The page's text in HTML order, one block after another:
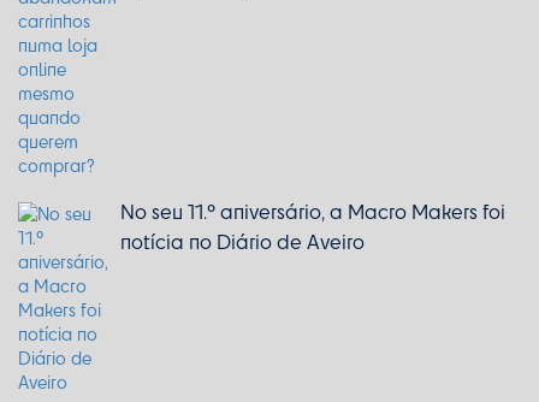
No seu 11.º aniversário, a Macro Makers foi
notícia no Diário de Aveiro